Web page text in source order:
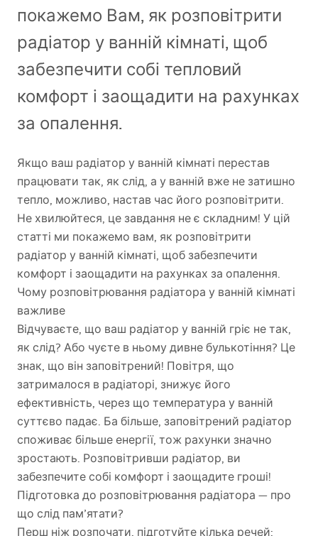
покажемо Вам, як розповітрити
радіатор у ванній кімнаті, щоб
забезпечити собі тепловий
комфорт і заощадити на рахунках
за опалення.
Якщо ваш радіатор у ванній кімнаті перестав
працювати так, як слід, а у ванній вже не затишно
тепло, можливо, настав час його розповітрити.
Не хвилюйтеся, це завдання не є складним! У цій
статті ми покажемо вам, як розповітрити
радіатор у ванній кімнаті, щоб забезпечити
комфорт і заощадити на рахунках за опалення.
Чому розповітрювання радіатора у ванній кімнаті
важливе
Відчуваєте, що ваш радіатор у ванній гріє не так,
як слід? Або чуєте в ньому дивне булькотіння? Це
знак, що він заповітрений! Повітря, що
затрималося в радіаторі, знижує його
ефективність, через що температура у ванній
суттєво падає. Ба більше, заповітрений радіатор
споживає більше енергії, тож рахунки значно
зростають. Розповітривши радіатор, ви
забезпечите собі комфорт і заощадите гроші!
Підготовка до розповітрювання радіатора — про
що слід пам’ятати?
Перш ніж розпочати, підготуйте кілька речей: